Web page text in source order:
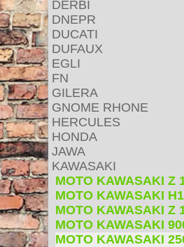
DERBI
DNEPR
DUCATI
DUFAUX
EGLI
FN
GILERA
GNOME RHONE
HERCULES
HONDA
JAWA
KAWASAKI
MOTO KAWASAKI Z
MOTO KAWASAKI
MOTO KAWASAKI Z
MOTO KAWASAKI
MOTO KAWASAKI